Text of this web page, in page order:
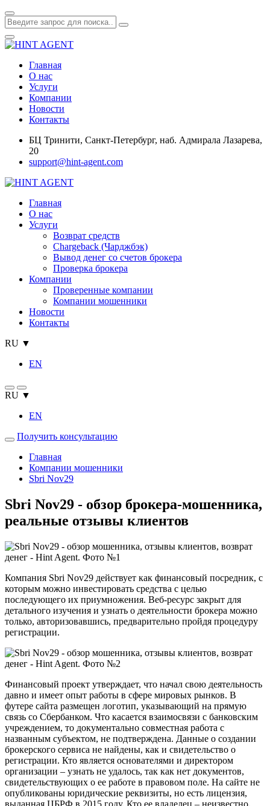
Главная
О нас
Услуги
Компании
Новости
Контакты
БЦ Тринити, Санкт-Петербург, наб. Адмирала Лазарева,
20
support@hint-agent.com
Главная
О нас
Услуги
Возврат средств
Chargeback (Чарджбэк)
Вывод денег со счетов брокера
Проверка брокера
Компании
Проверенные компании
Компании мошенники
Новости
Контакты
RU ▼
EN
RU ▼
EN
Получить консультацию
Главная
Компании мошенники
Sbri Nov29
Sbri Nov29 - обзор брокера-мошенника,
реальные отзывы клиентов
Компания Sbri Nov29 действует как финансовый посредник, с
которым можно инвестировать средства с целью
последующего их приумножения. Веб-ресурс закрыт для
детального изучения и узнать о деятельности брокера можно
только, авторизовавшись, предварительно пройдя процедуру
регистрации.
Финансовый проект утверждает, что начал свою деятельность
давно и имеет опыт работы в сфере мировых рынков. В
футере сайта размещен логотип, указывающий на прямую
связь со Сбербанком. Что касается взаимосвязи с банковским
учреждением, то документально совместная работа с
названным субъектом, не подтверждена. Данные о создании
брокерского сервиса не найдены, как и свидетельство о
регистрации. Кто является основателями и директором
организации – узнать не удалось, так как нет документов,
свидетельствующих о ее работе в правовом поле. На сайте не
опубликованы юридические реквизиты, но есть лицензия,
выданная ЦБРФ в 2015 году. Кто ее владелец – неизвестно.